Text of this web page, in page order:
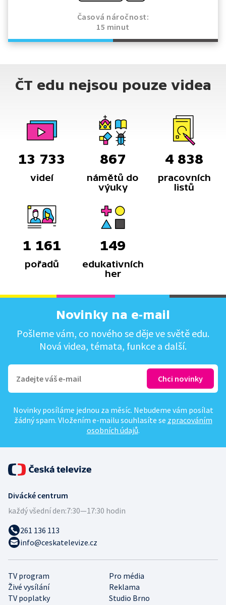
Časová náročnost:
15 minut
ČT edu nejsou pouze videa
13 733
videí
867
námětů do
výuky
4 838
pracovních
listů
1 161
pořadů
149
edukativních
her
Novinky na e-mail
Pošleme vám, co nového se děje ve světě edu.
Nová videa, témata, funkce a další.
Novinky posíláme jednou za měsíc. Nebudeme vám posílat
žádný spam. Vložením e-mailu souhlasíte se zpracováním
osobních údajů.